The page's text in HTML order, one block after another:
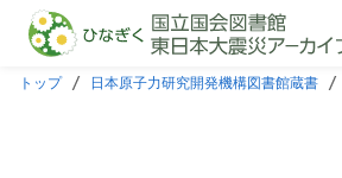
本文に飛ぶ
トップ 日本原子力研究開発機構図書館蔵書